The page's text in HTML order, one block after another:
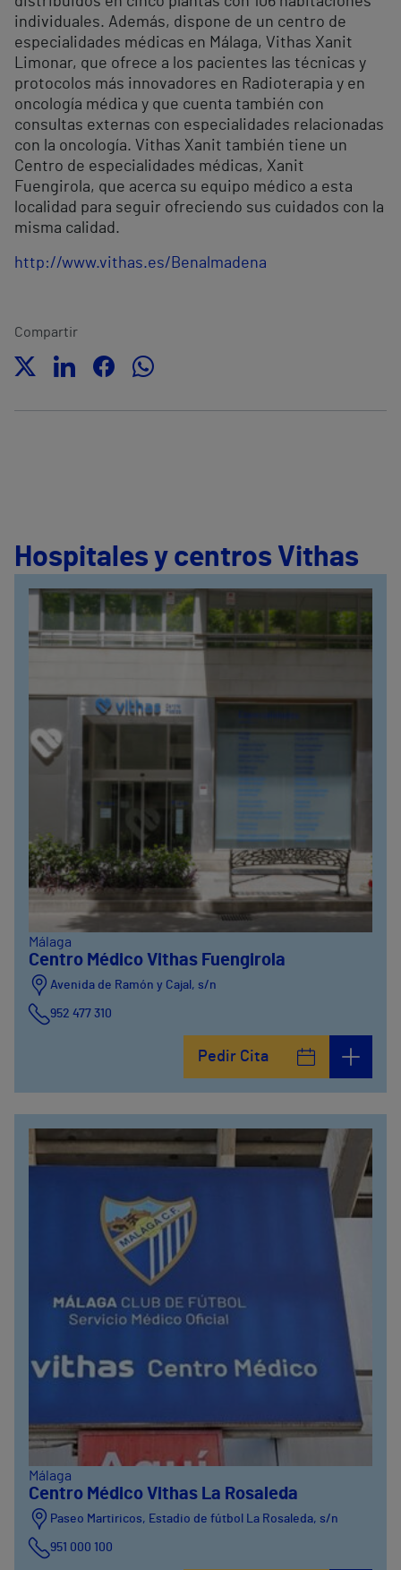
individuales. Además, dispone de un centro de
especialidades médicas en Málaga, Vithas Xanit
Limonar, que ofrece a los pacientes las técnicas y
protocolos más innovadores en Radioterapia y en
oncología médica y que cuenta también con
consultas externas con especialidades relacionadas
con la oncología. Vithas Xanit también tiene un
Centro de especialidades médicas, Xanit
Fuengirola, que acerca su equipo médico a esta
localidad para seguir ofreciendo sus cuidados con la
misma calidad.
http://www.vithas.es/Benalmadena
Compartir
Hospitales y centros Vithas
Málaga
Centro Médico Vithas Fuengirola
Avenida de Ramón y Cajal, s/n
952 477 310
Pedir Cita
Málaga
Centro Médico Vithas La Rosaleda
Paseo Martiricos, Estadio de fútbol La Rosaleda, s/n
951 000 100